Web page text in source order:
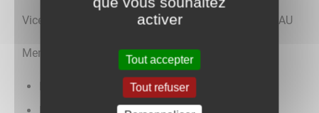
Vice - Présidente : Madame Marie - Laure BOUZEREAU
Membres :
Monsieur Henri GAUNOUX
activer
Tout accepter
Tout refuser